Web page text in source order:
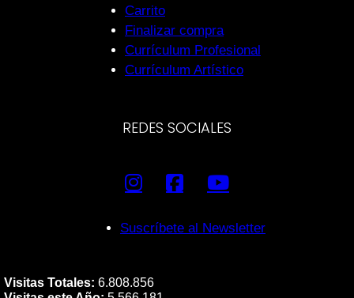
Carrito
Finalizar compra
Currículum Profesional
Currículum Artístico
REDES SOCIALES
Suscríbete al Newsletter
Visitas Totales: 6.808.856